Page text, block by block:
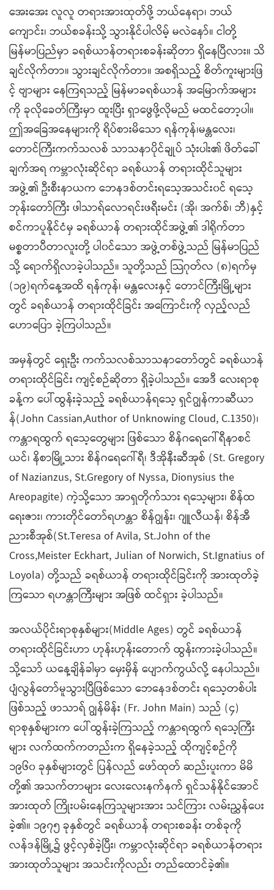
အေးအေး လူလူ တရားအားထုတ်ဖို့ ဘယ်နေရာ၊ ဘယ်
ကျောင်း၊ ဘယ်စခန်းသို့ သွားနိုင်ပါလိမ့် မလဲနော်။ ငါတို့
မြန်မာပြည်မှာ ခရစ်ယာန်တရားစခန်းဆိုတာ ရှိနေပြီလား။ သိ
ချင်လိုက်တာ။ သွားချင်လိုက်တာ။ အစရှိသည့် စိတ်ကူးများဖြ
င့် ဗျာများ နေကြရသည့် မြန်မာခရစ်ယာန် အမြောက်အများ
ကို ခုလိုခေတ်ကြီးမှာ ထူးပြီး ရှာဖွေဖို့လိုမည် မထင်တော့ပါ။
ဤအခြေအနေများကို ရိပ်စားမိသော ရန်ကုန်၊မန္တလေး၊
တောင်ကြီးကက်သလစ် သာသနာပိုင်ချုပ် သုံးပါး၏ ဖိတ်ခေါ်
ချက်အရ ကမ္ဘာလုံးဆိုင်ရာ ခရစ်ယာန် တရားထိုင်သူများ
အဖွဲ့၏ ဦးစီးနာယက ဘေနဒစ်တင်းရသေ့အသင်း၀င် ရသေ့
ဘုန်းတော်ကြီး ဖါသာရ်လောရင်းဖရီးမင်း (အို၊ အက်စ်၊ ဘီ)နှင့်
စင်ကာပူနိုင်ငံမှ ခရစ်ယာန် တရားထိုင်အဖွဲ့၏ ဒါရိုက်တာ
မစ္စတာပီတာလူးတို့ ပါ၀င်သော အဖွဲ့တစ်ဖွဲ့သည် မြန်မာပြည်
သို့ ရောက်ရှိလာခဲ့ပါသည်။ သူတို့သည် သြဂုတ်လ (၈)ရက်မှ
(၁၉)ရက်နေ့အထိ ရန်ကုန်၊ မန္တလေးနှင့် တောင်ကြီးမြို့များ
တွင် ခရစ်ယာန် တရားထိုင်ခြင်း အကြောင်းကို လှည့်လည်
ဟောပြော ခဲ့ကြပါသည်။
အမှန်တွင် ရှေးဦး ကက်သလစ်သာသနာတော်တွင် ခရစ်ယာန်
တရားထိုင်ခြင်း ကျင့်စဉ်ဆိုတာ ရှိခဲ့ပါသည်။ အေဒီ လေးရာစု
ခန့်က ပေါ်ထွန်းခဲ့သည့် ခရစ်ယာန်ရသေ့ ရှင်ဂျွန်ကာဆီယာ
န်(John Cassian,Author of Unknowing Cloud, C.1350)၊
ကန္တာရထွက် ရသေ့တွေများ ဖြစ်သော စိန်ဂရေဂေါ်ရီနာစင်
ယင်၊ နိစာမြို့သား စိန်ဂရေဂေါ်ရီ၊ ဒီအိုနီးဆီအုစ် (St. Gregory
of Nazianzus, St.Gregory of Nyssa, Dionysius the
Areopagite) ကဲ့သို့သော အာရှတိုက်သား ရသေ့များ၊ စိန်ထ
ရေးဇား၊ ကားတိုင်တော်ရဟန္တာ စိန်ဂျွန်း၊ ဂျူလီယန်၊ စိန်အီ
ညားစီအုစ်(St.Teresa of Avila, St.John of the
Cross,Meister Eckhart, Julian of Norwich, St.Ignatius of
Loyola) တို့သည် ခရစ်ယာန် တရားထိုင်ခြင်းကို အားထုတ်ခဲ့
ကြသော ရဟန္တာကြီးများ အဖြစ် ထင်ရှား ခဲ့ပါသည်။
အလယ်ပိုင်းရာစုနှစ်များ(Middle Ages) တွင် ခရစ်ယာန်
တရားထိုင်ခြင်းဟာ ဟုန်းဟုန်းတောက် ထွန်းကားခဲ့ပါသည်။
သို့သော် ယနေ့ချိန်ခါမှာ မှေးမှိန် ပျောက်ကွယ်လို့ နေပါသည်။
ပျံလွန်တော်မူသွားပြီဖြစ်သော ဘေနေဒစ်တင်း ရသေ့တစ်ပါး
ဖြစ်သည့် ဖာသာရ် ဂျွန်မိန်း (Fr. John Main) သည် (၄)
ရာစုနှစ်များက ပေါ်ထွန်းခဲ့ကြသည့် ကန္တာရထွက် ရသေ့ကြီး
များ လက်ထက်ကတည်းက ရှိနေခဲ့သည့် ထိုကျင့်စဉ်ကို
၁၉၆၀ ခုနှစ်များတွင် ပြန်လည် ဖော်ထုတ် ဆည်းပူးကာ မိမိ
တို့၏ အသက်တာများ လေးလေးနက်နက် ရှင်သန်နိုင်အောင်
အားထုတ် ကြိုးပမ်းနေကြသူများအား သင်ကြား လမ်းညွှန်ပေး
ခဲ့၏။ ၁၉၇၅ ခုနှစ်တွင် ခရစ်ယာန် တရားစခန်း တစ်ခုကို
လန်ဒန်မြို့၌ ဖွင့်လှစ်ခဲ့ပြီး၊ ကမ္ဘာလုံးဆိုင်ရာ ခရစ်ယာန်တရား
အားထုတ်သူများ အသင်းကိုလည်း တည်ထောင်ခဲ့၏။